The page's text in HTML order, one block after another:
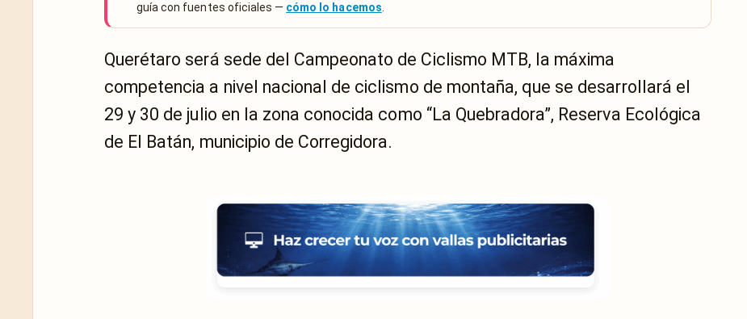
guía con fuentes oficiales — cómo lo hacemos
Querétaro será sede del Campeonato de Ciclismo MTB, la máxima
competencia a nivel nacional de ciclismo de montaña, que se desarrollará el
29 y 30 de julio en la zona conocida como “La Quebradora”, Reserva Ecológica
de El Batán, municipio de Corregidora.